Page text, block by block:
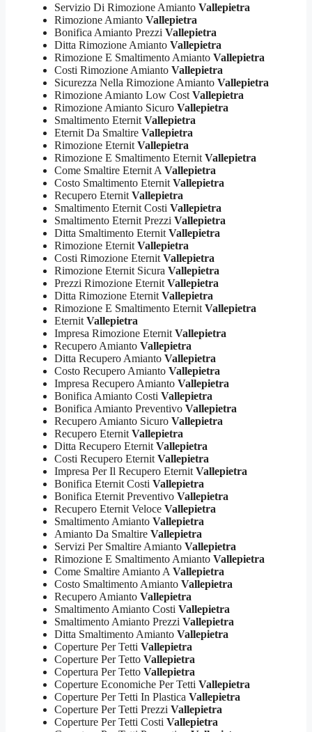
Servizio Di Rimozione Amianto Vallepietra
Rimozione Amianto Vallepietra
Bonifica Amianto Prezzi Vallepietra
Ditta Rimozione Amianto Vallepietra
Rimozione E Smaltimento Amianto Vallepietra
Costi Rimozione Amianto Vallepietra
Sicurezza Nella Rimozione Amianto Vallepietra
Rimozione Amianto Low Cost Vallepietra
Rimozione Amianto Sicuro Vallepietra
Smaltimento Eternit Vallepietra
Eternit Da Smaltire Vallepietra
Rimozione Eternit Vallepietra
Rimozione E Smaltimento Eternit Vallepietra
Come Smaltire Eternit A Vallepietra
Costo Smaltimento Eternit Vallepietra
Recupero Eternit Vallepietra
Smaltimento Eternit Costi Vallepietra
Smaltimento Eternit Prezzi Vallepietra
Ditta Smaltimento Eternit Vallepietra
Rimozione Eternit Vallepietra
Costi Rimozione Eternit Vallepietra
Rimozione Eternit Sicura Vallepietra
Prezzi Rimozione Eternit Vallepietra
Ditta Rimozione Eternit Vallepietra
Rimozione E Smaltimento Eternit Vallepietra
Eternit Vallepietra
Impresa Rimozione Eternit Vallepietra
Recupero Amianto Vallepietra
Ditta Recupero Amianto Vallepietra
Costo Recupero Amianto Vallepietra
Impresa Recupero Amianto Vallepietra
Bonifica Amianto Costi Vallepietra
Bonifica Amianto Preventivo Vallepietra
Recupero Amianto Sicuro Vallepietra
Recupero Eternit Vallepietra
Ditta Recupero Eternit Vallepietra
Costi Recupero Eternit Vallepietra
Impresa Per Il Recupero Eternit Vallepietra
Bonifica Eternit Costi Vallepietra
Bonifica Eternit Preventivo Vallepietra
Recupero Eternit Veloce Vallepietra
Smaltimento Amianto Vallepietra
Amianto Da Smaltire Vallepietra
Servizi Per Smaltire Amianto Vallepietra
Rimozione E Smaltimento Amianto Vallepietra
Come Smaltire Amianto A Vallepietra
Costo Smaltimento Amianto Vallepietra
Recupero Amianto Vallepietra
Smaltimento Amianto Costi Vallepietra
Smaltimento Amianto Prezzi Vallepietra
Ditta Smaltimento Amianto Vallepietra
Coperture Per Tetti Vallepietra
Coperture Per Tetto Vallepietra
Copertura Per Tetto Vallepietra
Coperture Economiche Per Tetti Vallepietra
Coperture Per Tetti In Plastica Vallepietra
Coperture Per Tetti Prezzi Vallepietra
Coperture Per Tetti Costi Vallepietra